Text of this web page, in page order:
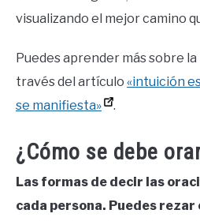
visualizando el mejor camino
Puedes aprender más sobre
través del artículo «intuición
se manifiesta»
.
¿Cómo se debe
Las formas de decir las
cada persona. Puedes rezar